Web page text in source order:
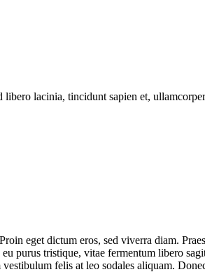
libero lacinia, tincidunt sapien et,
eget dictum eros, sed viverra diam.
purus tristique, vitae fermentum libero
felis at leo sodales aliquam.